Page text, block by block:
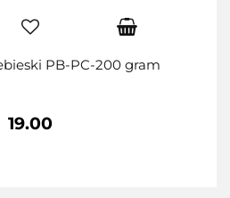
PB-PC-200 gram
19.00